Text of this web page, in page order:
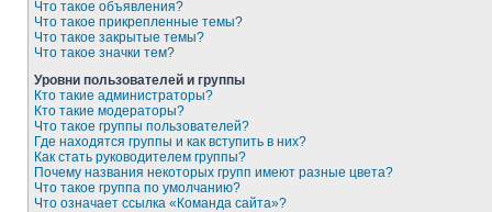
Что такое объявления?
Что такое прикрепленные темы?
Что такое закрытые темы?
Что такое значки тем?
Уровни пользователей и группы
Кто такие администраторы?
Кто такие модераторы?
Что такое группы пользователей?
Где находятся группы и как вступить в них?
Как стать руководителем группы?
Почему названия некоторых групп имеют разные цвета?
Что такое группа по умолчанию?
Что означает ссылка «Команда сайта»?